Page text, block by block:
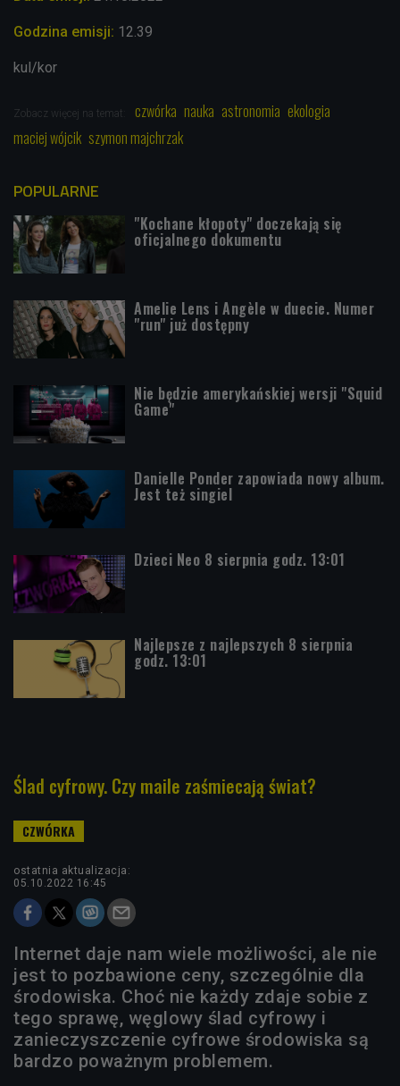
Godzina emisji: 12.39
kul/kor
Zobacz więcej na temat: czwórka nauka astronomia ekologia
maciej wójcik szymon majchrzak
POPULARNE
"Kochane kłopoty" doczekają się
oficjalnego dokumentu
Amelie Lens i Angèle w duecie. Numer
"run" już dostępny
Nie będzie amerykańskiej wersji "Squid
Game"
Danielle Ponder zapowiada nowy album.
Jest też singiel
Dzieci Neo 8 sierpnia godz. 13:01
Najlepsze z najlepszych 8 sierpnia
godz. 13:01
Ślad cyfrowy. Czy maile zaśmiecają świat?
ostatnia aktualizacja:
05.10.2022 16:45
Internet daje nam wiele możliwości, ale nie
jest to pozbawione ceny, szczególnie dla
środowiska. Choć nie każdy zdaje sobie z
tego sprawę, węglowy ślad cyfrowy i
zanieczyszczenie cyfrowe środowiska są
bardzo poważnym problemem.